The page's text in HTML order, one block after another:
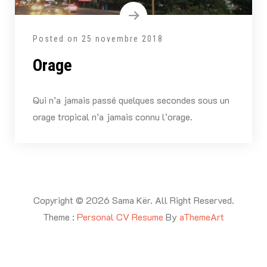
Posted on 25 novembre 2018
Orage
Qui n’a jamais passé quelques secondes sous un
orage tropical n’a jamais connu l’orage.
Copyright © 2026 Sama Kër. All Right Reserved.
Theme : Personal CV Resume ByaThemeArt